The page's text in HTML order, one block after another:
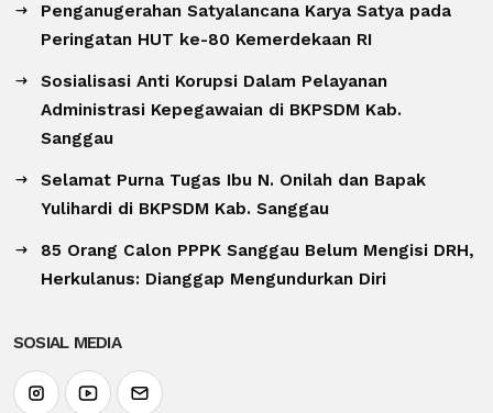
Penganugerahan Satyalancana Karya Satya pada
Peringatan HUT ke-80 Kemerdekaan RI
Sosialisasi Anti Korupsi Dalam Pelayanan
Administrasi Kepegawaian di BKPSDM Kab.
Sanggau
Selamat Purna Tugas Ibu N. Onilah dan Bapak
Yulihardi di BKPSDM Kab. Sanggau
85 Orang Calon PPPK Sanggau Belum Mengisi DRH,
Herkulanus: Dianggap Mengundurkan Diri
SOSIAL MEDIA